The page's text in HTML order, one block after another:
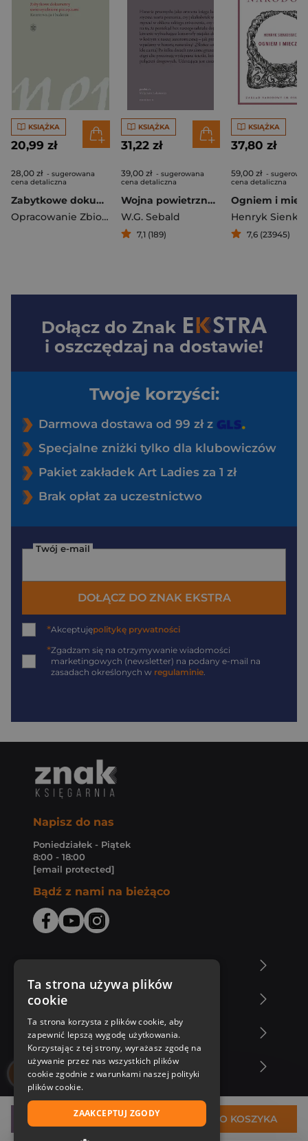
25,40 zł DO KOSZYKA
KSIĄŻKA
20,99 zł
28,00 zł - sugerowana
cena detaliczna
Zabytkowe dokumenty uwierzytelnione pieczęciami Konserwacja i badania
Opracowanie Zbiorowe
KSIĄŻKA
31,22 zł
39,00 zł - sugerowana
cena detaliczna
Wojna powietrzna i literatura
W.G. Sebald
7,1 (189)
KSIĄŻKA
37,80 zł
59,00 zł -
cena detaliczna
Ogniem i
Henryk
7,6 (23945)
Dołącz do Znak
i oszczędzaj na dostawie!
Twoje korzyści:
Darmowa dostawa od 99 zł z
Specjalne zniżki tylko dla klubowiczów
Pakiet zakładek Art Ladies za 1 zł
Brak opłat za uczestnictwo
Twój e-mail
DOŁĄCZ DO ZNAK EKSTRA
*Akceptujępolitykę prywatności
*Zgadzam się na otrzymywanie wiadomości
marketingowych (newsletter) na podany e-mail na
zasadach określonych w regulaminie.
Napisz do nas
Poniedziałek - Piątek
8:00 - 18:00
[email protected]
Bądź z nami na bieżąco
Zakupy u nas
Nasza oferta
Nasi autorzy
Ta strona używa plików
cookie
Ta strona korzysta z plików cookie, aby
zapewnić lepszą wygodę użytkowania.
Korzystając z tej strony, wyrażasz zgodę na
używanie przez nas wszystkich plików
cookie zgodnie z warunkami naszej polityki
plików cookie.
ZAAKCEPTUJ ZGODY